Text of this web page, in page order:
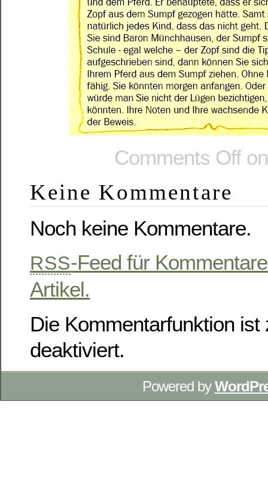
Comments Off
Keine Kommentare
Noch keine Kommentare.
RSS-Feed für
Artikel.
Die Kommentarfunktion ist
deaktiviert.
Powered by